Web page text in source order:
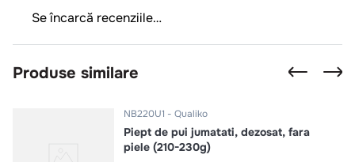
Se încarcă recenziile…
Produse similare
NB220U1 Qualiko
Piept de pui jumatati, dezosat, fara
piele (210-230g)